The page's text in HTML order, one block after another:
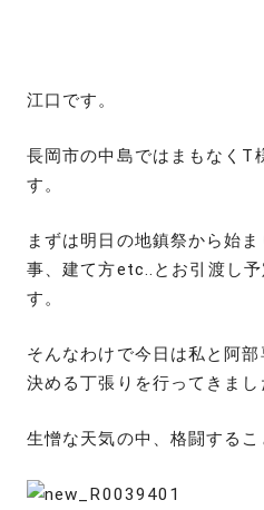
江口です。
長岡市の中島ではまもなくT
す。
まずは明日の地鎮祭から始
事、建て方etc..とお引渡し
す。
そんなわけで今日は私と阿
決める丁張りを行ってきまし
生憎な天気の中、格闘する